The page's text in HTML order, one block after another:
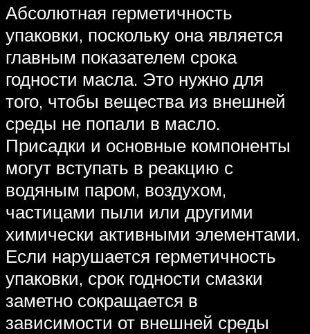
Абсолютная герметичность
упаковки, поскольку она является
главным показателем срока
годности масла. Это нужно для
того, чтобы вещества из внешней
среды не попали в масло.
Присадки и основные компоненты
могут вступать в реакцию с
водяным паром, воздухом,
частицами пыли или другими
химически активными элементами.
Если нарушается герметичность
упаковки, срок годности смазки
заметно сокращается в
зависимости от внешней среды